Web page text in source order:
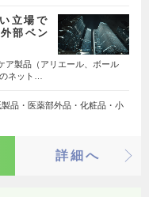
立場で
部ベン
ア製品（アリエール、ボール
ネット…
品・医薬部外品・化粧品・小
詳細へ